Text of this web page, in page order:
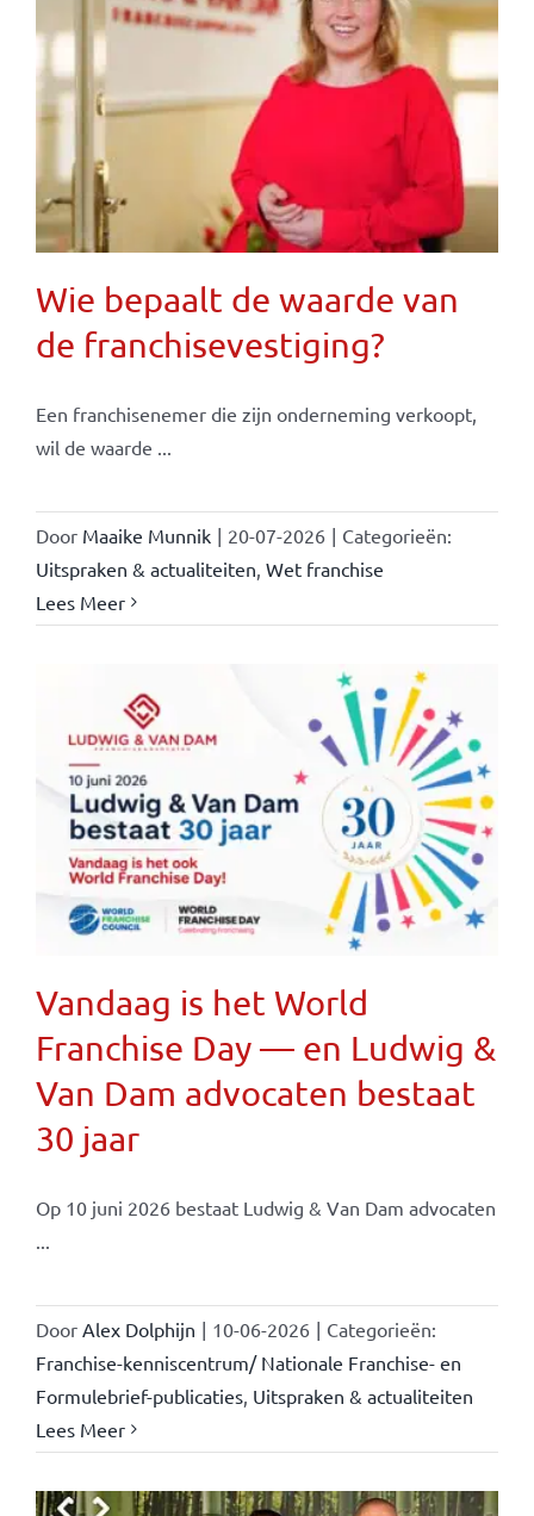
Wie bepaalt de waarde van
de franchisevestiging?
Een franchisenemer die zijn onderneming verkoopt,
wil de waarde ...
Door Maaike Munnik | 20-07-2026 | Categorieën:
Uitspraken & actualiteiten Wet franchise
Lees Meer
Vandaag is het World
Franchise Day — en Ludwig &
Van Dam advocaten bestaat
30 jaar
Op 10 juni 2026 bestaat Ludwig & Van Dam advocaten
Door Alex Dolphijn | 10-06-2026 | Categorieën:
Franchise-kenniscentrum/ Nationale Franchise- en
Formulebrief-publicaties, Uitspraken & actualiteiten
Lees Meer